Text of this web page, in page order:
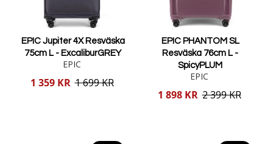
EPIC Jupiter 4X Resväska
75cm L - ExcaliburGREY
EPIC
Reducerat
1 359 KR 1 699 KR
EPIC PHANTOM SL
Resväska 76cm L -
SpicyPLUM
EPIC
Reducerat
1 898 KR 2 399 KR